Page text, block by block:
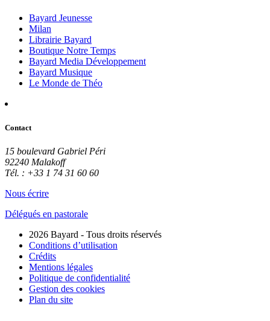
Bayard Jeunesse
Milan
Librairie Bayard
Boutique Notre Temps
Bayard Media Développement
Bayard Musique
Le Monde de Théo
Contact
15 boulevard Gabriel Péri
92240 Malakoff
Tél. : +33 1 74 31 60 60
Nous écrire
Délégués en pastorale
2026 Bayard - Tous droits réservés
Conditions d’utilisation
Crédits
Mentions légales
Politique de confidentialité
Gestion des cookies
Plan du site